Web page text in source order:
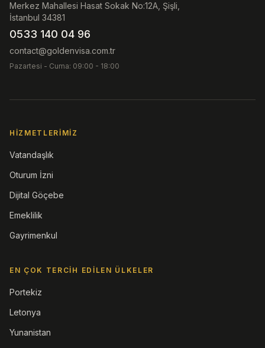
Merkez Mahallesi Hasat Sokak No:12A, Şişli,
İstanbul 34381
0533 140 04 96
contact@goldenvisa.com.tr
Pazartesi - Cuma: 09:00 - 18:00
HIZMETLERIMIZ
Vatandaşlık
Oturum İzni
Dijital Göçebe
Emeklilik
Gayrimenkul
EN ÇOK TERCIH EDILEN ÜLKELER
Portekiz
Letonya
Yunanistan